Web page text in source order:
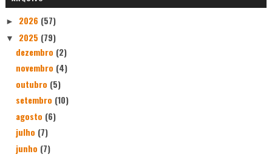
► 2026 (57)
▼ 2025 (79)
dezembro (2)
novembro (4)
outubro (5)
setembro (10)
agosto (6)
julho (7)
junho (7)